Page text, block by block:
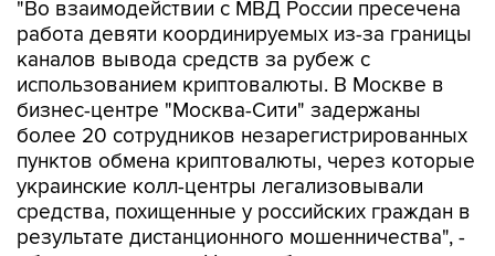
каналов вывода средств за рубеж с
использованием криптовалюты. В Москве в
бизнес-центре "Москва-Сити" задержаны
более 20 сотрудников незарегистрированных
пунктов обмена криптовалюты, через которые
украинские колл-центры легализовывали
средства, похищенные у российских граждан в
результате дистанционного мошенничества", -
объявил в пятницу Центр общественных
связей (ЦОС) ФСБ.